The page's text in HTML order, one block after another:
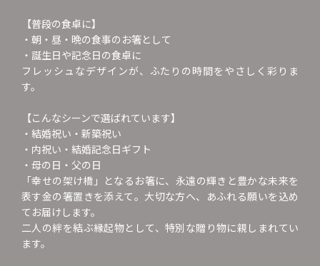
【普段の食卓に】
・朝・昼・晩の食事のお箸として
・誕生日や記念日の食卓に
フレッシュなデザインが、ふたりの時間をやさしく彩りま
す。
【こんなシーンで選ばれています】
・結婚祝い・新築祝い
・内祝い・結婚記念日ギフト
・母の日・父の日
「幸せの架け橋」となるお箸に、永遠の輝きと豊かな未来を
表す金の箸置きを添えて。大切な方へ、あふれる願いを込め
てお届けします。
二人の絆を結ぶ縁起物として、特別な贈り物に親しまれてい
ます。